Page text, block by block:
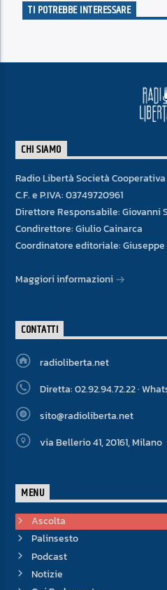
TI POTREBBE INTERESSARE
CHI SIAMO
Radio Libertà Società Cooperativa
C.F. e P.IVA: 03749720961
Direttore Responsabile: Giovanni
Condirettore: Giulio Cainarca
Coordinatore editoriale: Giuseppe
Maggiori informazioni
CONTATTI
radioliberta.net
Diretta: 02.92.94.72.22 ·
sito@radioliberta.net
via Bellerio 41, 20161, Milano
MENU
Ascolta
Palinsesto
Podcast
Notizie